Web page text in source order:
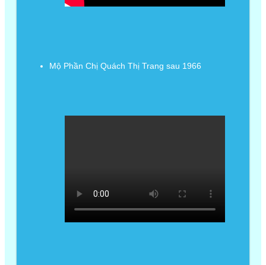
Mộ Phần Chị Quách Thị Trang sau 1966